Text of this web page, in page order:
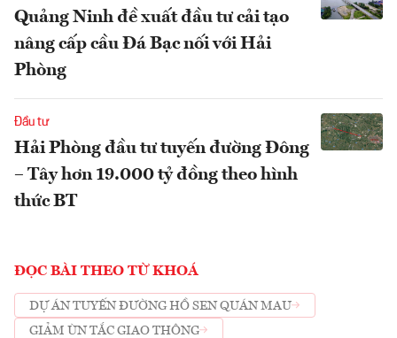
Quảng Ninh đề xuất đầu tư cải tạo
nâng cấp cầu Đá Bạc nối với Hải
Phòng
Đầu tư
Hải Phòng đầu tư tuyến đường Đông
– Tây hơn 19.000 tỷ đồng theo hình
thức BT
ĐỌC BÀI THEO TỪ KHOÁ
DỰ ÁN TUYẾN ĐƯỜNG HỒ SEN QUÁN MAU
GIẢM ÙN TẮC GIAO THÔNG